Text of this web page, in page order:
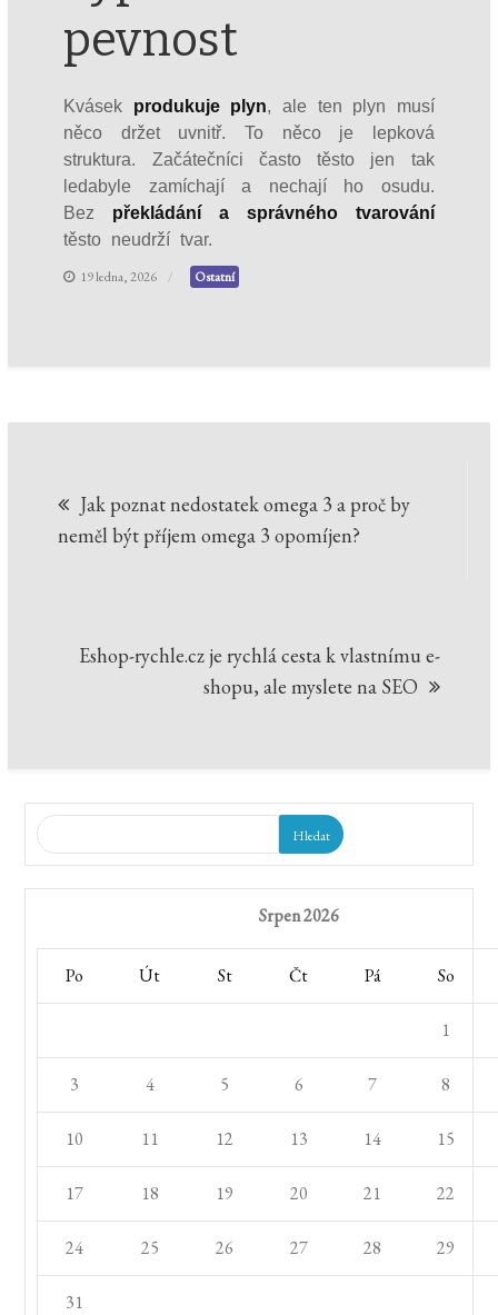
pevnost
Kvásek produkuje plyn, ale ten plyn musí
něco držet uvnitř. To něco je lepková
struktura. Začátečníci často těsto jen tak
ledabyle zamíchají a nechají ho osudu.
Bez překládání a správného tvarování
těsto neudrží tvar.
19 ledna, 2026 Ostatní
pro
Jak poznat nedostatek omega 3 a proč by
neměl být příjem omega 3 opomíjen?
Eshop-rychle.cz je rychlá cesta k vlastnímu e-
shopu, ale myslete na SEO
Hledat
Srpen 2026
Po Út St Čt Pá So
1
3 4 5 6 7 8
10 11 12 13 14 15
17 18 19 20 21 22
24 25 26 27 28 29
31